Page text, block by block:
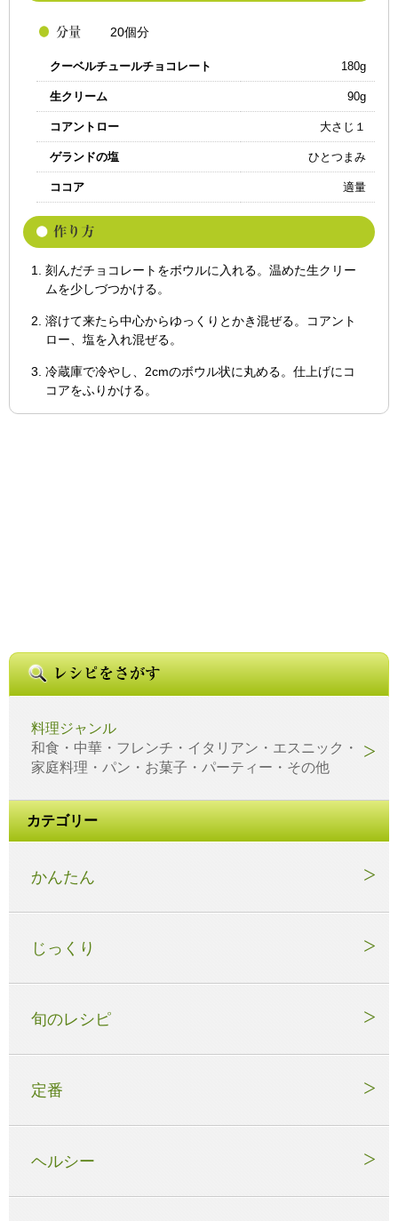
20個分
クーベルチュールチョコレート 180g
生クリーム 90g
コアントロー 大さじ１
ゲランドの塩 ひとつまみ
ココア 適量
刻んだチョコレートをボウルに入れる。温めた生クリー
ムを少しづつかける。
溶けて来たら中心からゆっくりとかき混ぜる。コアント
ロー、塩を入れ混ぜる。
冷蔵庫で冷やし、2cmのボウル状に丸める。仕上げにコ
コアをふりかける。
料理ジャンル
和食・中華・フレンチ・イタリアン・エスニック・
家庭料理・パン・お菓子・パーティー・その他
カテゴリー
かんたん
じっくり
旬のレシピ
定番
ヘルシー